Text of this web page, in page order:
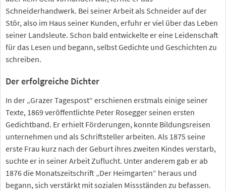
Schneiderhandwerk. Bei seiner Arbeit als Schneider auf der
Stör, also im Haus seiner Kunden, erfuhr er viel über das Leben
seiner Landsleute. Schon bald entwickelte er eine Leidenschaft
für das Lesen und begann, selbst Gedichte und Geschichten zu
schreiben.
Der erfolgreiche Dichter
In der „Grazer Tagespost“ erschienen erstmals einige seiner
Texte, 1869 veröffentlichte Peter Rosegger seinen ersten
Gedichtband. Er erhielt Förderungen, konnte Bildungsreisen
unternehmen und als Schriftsteller arbeiten. Als 1875 seine
erste Frau kurz nach der Geburt ihres zweiten Kindes verstarb,
suchte er in seiner Arbeit Zuflucht. Unter anderem gab er ab
1876 die Monatszeitschrift „Der Heimgarten“ heraus und
begann, sich verstärkt mit sozialen Missständen zu befassen.